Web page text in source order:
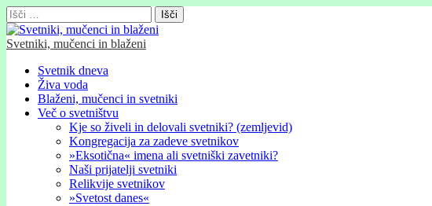
Išči:
Svetniki, mučenci in blaženi
Glavni
meni
Skip
content
Svetnik dneva
Živa voda
Blaženi, mučenci in svetniki
Več o svetništvu
Kje so živeli in delovali svetniki? (zemljevid)
Kongregacija za zadeve svetnikov
»Eksotična« imena ali svetniški zavetniki?
Naši prijatelji svetniki
Relikvije svetnikov
»Svetost danes«